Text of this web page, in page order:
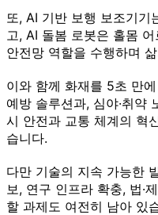
또, AI 기반 보행 보조기기
고, AI 돌봄 로봇은 홀몸
안전망 역할을 수행하며
이와 함께 화재를 5초 만
예방 솔루션과, 심야·취약
시 안전과 교통 체계의 혁
습니다.
다만 기술의 지속 가능한
보, 연구 인프라 확충, 법·
할 과제도 여전히 남아 있